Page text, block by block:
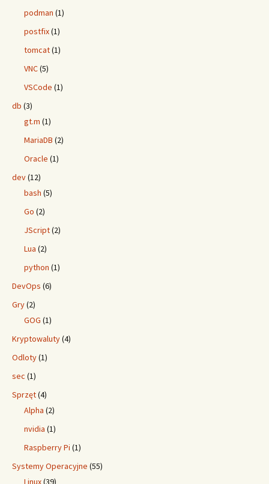
podman (1)
postfix(1)
tomcat(1)
VNC(5)
VSCode (1)
db (3)
gt.m (1)
MariaDB (2)
Oracle (1)
dev(12)
bash (5)
Go (2)
JScript(2)
Lua (2)
python (1)
DevOps (6)
Gry(2)
GOG (1)
Kryptowaluty(4)
Odloty(1)
sec (1)
Sprzęt(4)
Alpha (2)
nvidia (1)
Raspberry Pi (1)
Systemy Operacyjne (55)
Linux(39)